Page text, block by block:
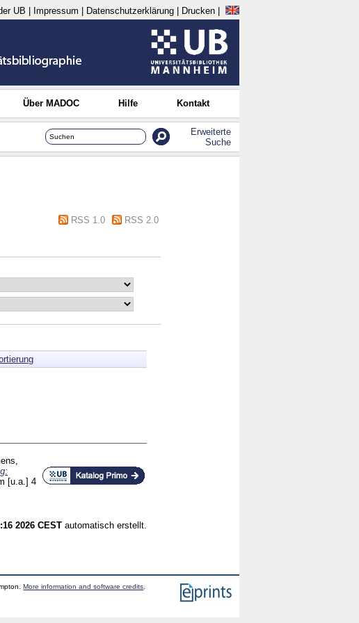
UB Impressum Datenschutzerklärung Drucken
Über MADOC Hilfe Kontakt
Erweiterte
Suche
RSS 1.0
RSS 2.0
[u.a.] 4
2026 CEST automatisch erstellt.
More information and software credits